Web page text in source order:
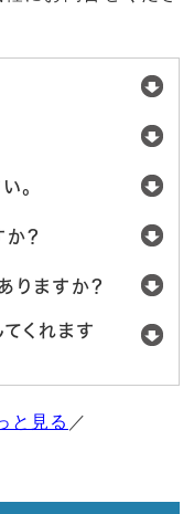
。
？
りますか？
くれます
と見る ／